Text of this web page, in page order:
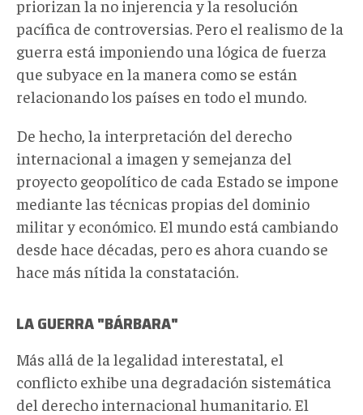
priorizan la no injerencia y la resolución
pacífica de controversias. Pero el realismo de la
guerra está imponiendo una lógica de fuerza
que subyace en la manera como se están
relacionando los países en todo el mundo.
De hecho, la interpretación del derecho
internacional a imagen y semejanza del
proyecto geopolítico de cada Estado se impone
mediante las técnicas propias del dominio
militar y económico. El mundo está cambiando
desde hace décadas, pero es ahora cuando se
hace más nítida la constatación.
LA GUERRA "BÁRBARA"
Más allá de la legalidad interestatal, el
conflicto exhibe una degradación sistemática
del derecho internacional humanitario. El